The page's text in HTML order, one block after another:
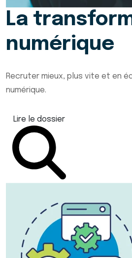
La
numérique
Recruter mieux, plus vite et en
numérique.
Lire le dossier